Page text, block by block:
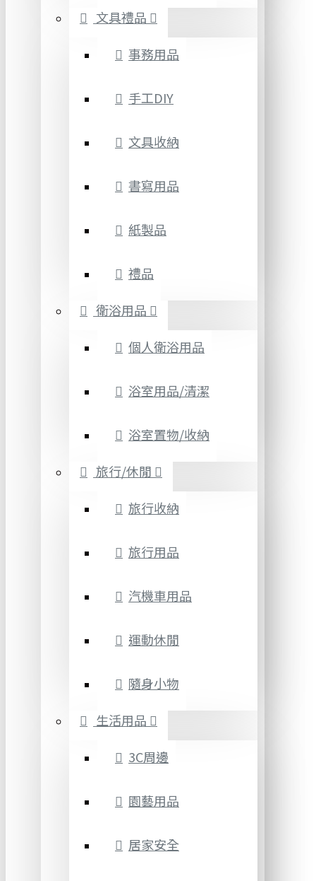
文具禮品
事務用品
手工DIY
文具收納
書寫用品
紙製品
禮品
衛浴用品
個人衛浴用品
浴室用品/清潔
浴室置物/收納
旅行/休閒
旅行收納
旅行用品
汽機車用品
運動休閒
隨身小物
生活用品
3C周邊
園藝用品
居家安全